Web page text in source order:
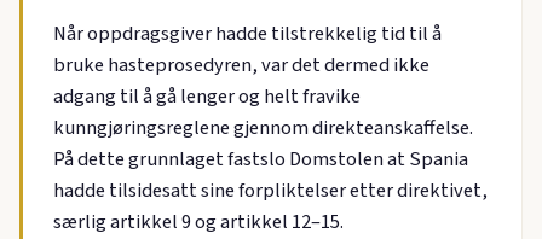
Når oppdragsgiver hadde tilstrekkelig tid til å
bruke hasteprosedyren, var det dermed ikke
adgang til å gå lenger og helt fravike
kunngjøringsreglene gjennom direkteanskaffelse.
På dette grunnlaget fastslo Domstolen at Spania
hadde tilsidesatt sine forpliktelser etter direktivet,
særlig artikkel 9 og artikkel 12–15.